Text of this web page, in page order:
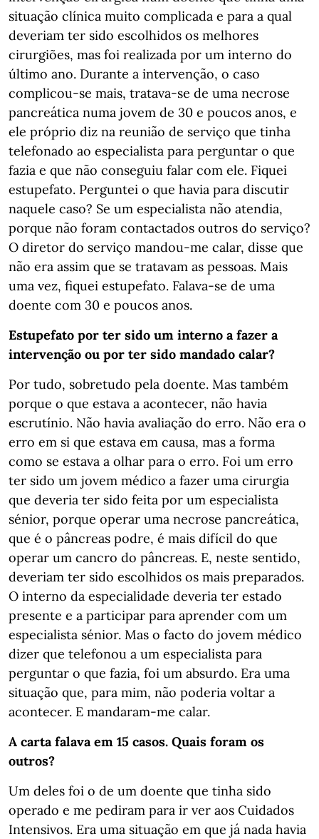
situação clínica muito complicada e para a qual
deveriam ter sido escolhidos os melhores
cirurgiões, mas foi realizada por um interno do
último ano. Durante a intervenção, o caso
complicou-se mais, tratava-se de uma necrose
pancreática numa jovem de 30 e poucos anos, e
ele próprio diz na reunião de serviço que tinha
telefonado ao especialista para perguntar o que
fazia e que não conseguiu falar com ele. Fiquei
estupefato. Perguntei o que havia para discutir
naquele caso? Se um especialista não atendia,
porque não foram contactados outros do serviço?
O diretor do serviço mandou-me calar, disse que
não era assim que se tratavam as pessoas. Mais
uma vez, fiquei estupefato. Falava-se de uma
doente com 30 e poucos anos.
Estupefato por ter sido um interno a fazer a
intervenção ou por ter sido mandado calar?
Por tudo, sobretudo pela doente. Mas também
porque o que estava a acontecer, não havia
escrutínio. Não havia avaliação do erro. Não era o
erro em si que estava em causa, mas a forma
como se estava a olhar para o erro. Foi um erro
ter sido um jovem médico a fazer uma cirurgia
que deveria ter sido feita por um especialista
sénior, porque operar uma necrose pancreática,
que é o pâncreas podre, é mais difícil do que
operar um cancro do pâncreas. E, neste sentido,
deveriam ter sido escolhidos os mais preparados.
O interno da especialidade deveria ter estado
presente e a participar para aprender com um
especialista sénior. Mas o facto do jovem médico
dizer que telefonou a um especialista para
perguntar o que fazia, foi um absurdo. Era uma
situação que, para mim, não poderia voltar a
acontecer. E mandaram-me calar.
A carta falava em 15 casos. Quais foram os
outros?
Um deles foi o de um doente que tinha sido
operado e me pediram para ir ver aos Cuidados
Intensivos. Era uma situação em que já nada havia